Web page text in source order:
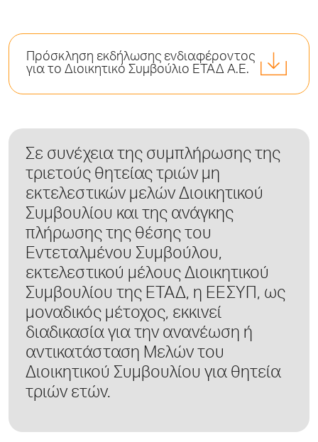
Πρόσκληση εκδήλωσης ενδιαφέροντος
για το Διοικητικό Συμβούλιο ΕΤΑΔ Α.Ε.
Σε συνέχεια της συμπλήρωσης της
τριετούς θητείας τριών μη
εκτελεστικών μελών Διοικητικού
Συμβουλίου και της ανάγκης
πλήρωσης της θέσης του
Εντεταλμένου Συμβούλου,
εκτελεστικού μέλους Διοικητικού
Συμβουλίου της ΕΤΑΔ, η ΕΕΣΥΠ, ως
μοναδικός μέτοχος, εκκινεί
διαδικασία για την ανανέωση ή
αντικατάσταση Μελών του
Διοικητικού Συμβουλίου για θητεία
τριών ετών.